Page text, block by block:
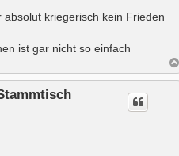
kriegerisch kein Frieden
ist gar nicht so einfach